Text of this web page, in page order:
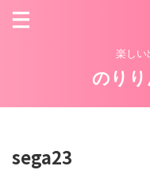
楽しい
のり
sega23